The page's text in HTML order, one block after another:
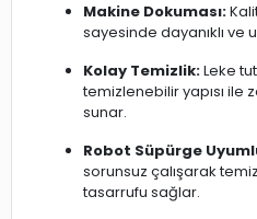
Makine Dokuması:
sayesinde dayanıklı ve
Kolay Temizlik:Leke
temizlenebilir yapısı ile
sunar.
Robot Süpürge
sorunsuz çalışarak
tasarrufu sağlar.